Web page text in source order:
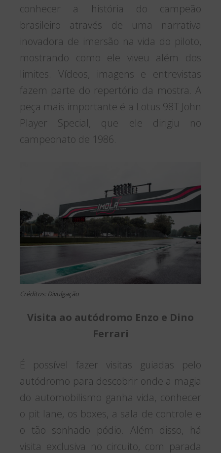
conhecer a história do campeão
brasileiro através de uma narrativa
inovadora de imersão na vida do piloto,
mostrando como ele viveu além dos
limites. Vídeos, imagens e entrevistas
fazem parte do repertório da mostra. A
peça mais importante é a Lotus 98T John
Player Special, que ele dirigiu no
campeonato de 1986.
Créditos: Divulgação
Visita ao autódromo Enzo e Dino
Ferrari
É possível fazer visitas guiadas pelo
autódromo para descobrir onde a magia
do automobilismo ganha vida, conhecer
o pit lane, os boxes, a sala de controle e
o tão sonhado pódio. Além disso, há
visita exclusiva no circuito, com parada